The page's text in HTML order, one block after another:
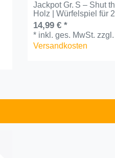
Jackpot Gr. S – Shut
Holz | Würfelspiel für
14,99 € *
* inkl. ges. MwSt. zzgl.
Versandkosten